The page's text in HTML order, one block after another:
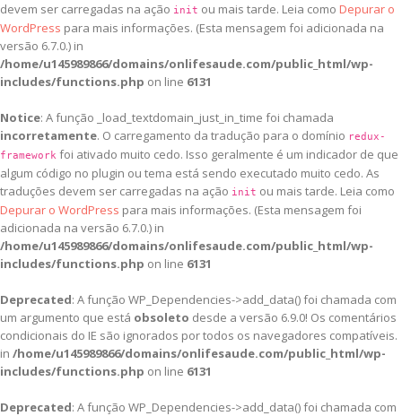
devem ser carregadas na ação init ou mais tarde. Leia como Depurar o
WordPress para mais informações. (Esta mensagem foi adicionada na
versão 6.7.0.) in
/home/u145989866/domains/onlifesaude.com/public_html/wp-
includes/functions.php on line 6131
Notice: A função _load_textdomain_just_in_time foi chamada
incorretamente. O carregamento da tradução para o domínio redux-
framework foi ativado muito cedo. Isso geralmente é um indicador de que
algum código no plugin ou tema está sendo executado muito cedo. As
traduções devem ser carregadas na ação init ou mais tarde. Leia como
Depurar o WordPress para mais informações. (Esta mensagem foi
adicionada na versão 6.7.0.) in
/home/u145989866/domains/onlifesaude.com/public_html/wp-
includes/functions.php on line 6131
Deprecated: A função WP_Dependencies->add_data() foi chamada com
um argumento que está obsoleto desde a versão 6.9.0! Os comentários
condicionais do IE são ignorados por todos os navegadores compatíveis.
in /home/u145989866/domains/onlifesaude.com/public_html/wp-
includes/functions.php on line 6131
Deprecated: A função WP_Dependencies->add_data() foi chamada com